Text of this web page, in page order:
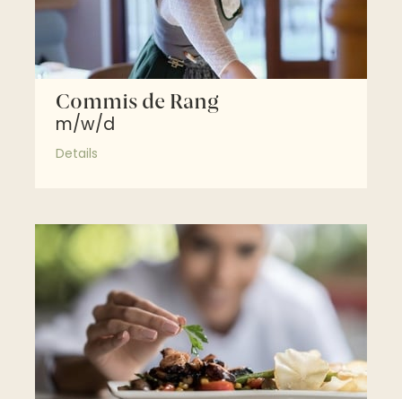
Commis de Rang
m/w/d
Details